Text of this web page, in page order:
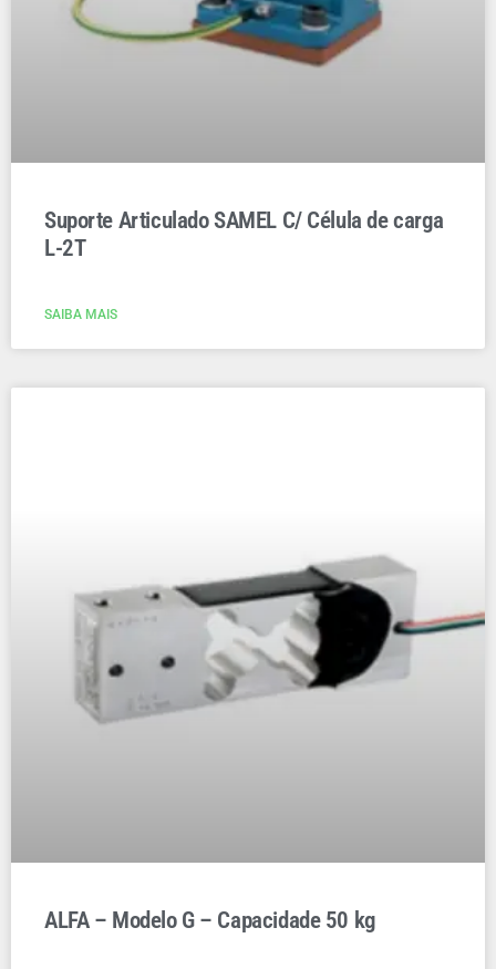
Suporte Articulado SAMEL C/ Célula de carga
L-2T
SAIBA MAIS
ALFA – Modelo G – Capacidade 50 kg